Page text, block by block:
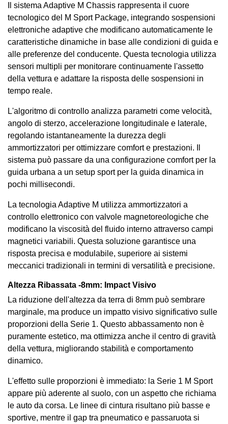
Il sistema Adaptive M Chassis rappresenta il cuore
tecnologico del M Sport Package, integrando sospensioni
elettroniche adaptive che modificano automaticamente le
caratteristiche dinamiche in base alle condizioni di guida e
alle preferenze del conducente. Questa tecnologia utilizza
sensori multipli per monitorare continuamente l'assetto
della vettura e adattare la risposta delle sospensioni in
tempo reale.
L'algoritmo di controllo analizza parametri come velocità,
angolo di sterzo, accelerazione longitudinale e laterale,
regolando istantaneamente la durezza degli
ammortizzatori per ottimizzare comfort e prestazioni. Il
sistema può passare da una configurazione comfort per la
guida urbana a un setup sport per la guida dinamica in
pochi millisecondi.
La tecnologia Adaptive M utilizza ammortizzatori a
controllo elettronico con valvole magnetoreologiche che
modificano la viscosità del fluido interno attraverso campi
magnetici variabili. Questa soluzione garantisce una
risposta precisa e modulabile, superiore ai sistemi
meccanici tradizionali in termini di versatilità e precisione.
Altezza Ribassata -8mm: Impact Visivo
La riduzione dell'altezza da terra di 8mm può sembrare
marginale, ma produce un impatto visivo significativo sulle
proporzioni della Serie 1. Questo abbassamento non è
puramente estetico, ma ottimizza anche il centro di gravità
della vettura, migliorando stabilità e comportamento
dinamico.
L'effetto sulle proporzioni è immediato: la Serie 1 M Sport
appare più aderente al suolo, con un aspetto che richiama
le auto da corsa. Le linee di cintura risultano più basse e
sportive, mentre il gap tra pneumatico e passaruota si